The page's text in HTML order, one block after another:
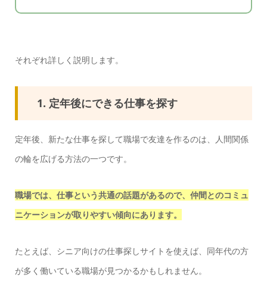
それぞれ詳しく説明します。
1. 定年後にできる仕事を探す
定年後、新たな仕事を探して職場で友達を作るのは、人間関係
の輪を広げる方法の一つです。
職場では、仕事という共通の話題があるので、仲間とのコミュ
ニケーションが取りやすい傾向にあります。
たとえば、シニア向けの仕事探しサイトを使えば、同年代の方
が多く働いている職場が見つかるかもしれません。